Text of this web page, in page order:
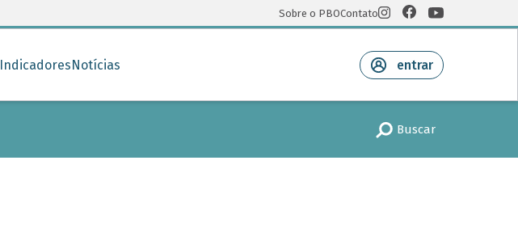
Sobre o PBOContato
IndicadoresNotícias entrar
Buscar